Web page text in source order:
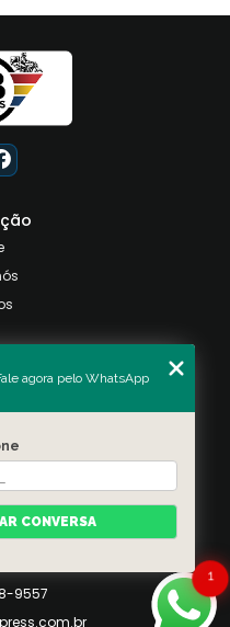
site
Janeiro
9557
9557
1
agora pelo WhatsApp
CONVERSA